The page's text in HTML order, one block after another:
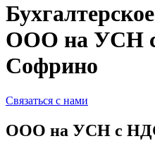
ООО на УСН
Софрино
Связаться с нами
ООО на УСН с НДС